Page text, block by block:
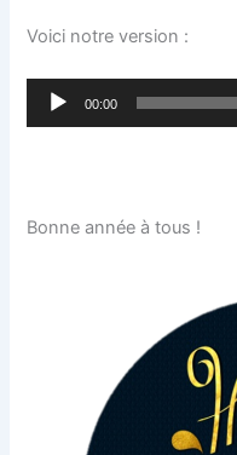
Voici notre version :
Lecteur
00:00
Bonne année à tous !